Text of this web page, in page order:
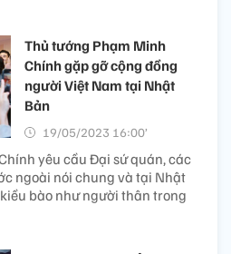
Thủ tướng Phạm Minh
Chính gặp gỡ cộng đồng
người Việt Nam tại Nhật
Bản
19/05/2023 16:00’
yêu cầu Đại sứ quán, các
ngoài nói chung và tại Nhật
bào như người thân trong